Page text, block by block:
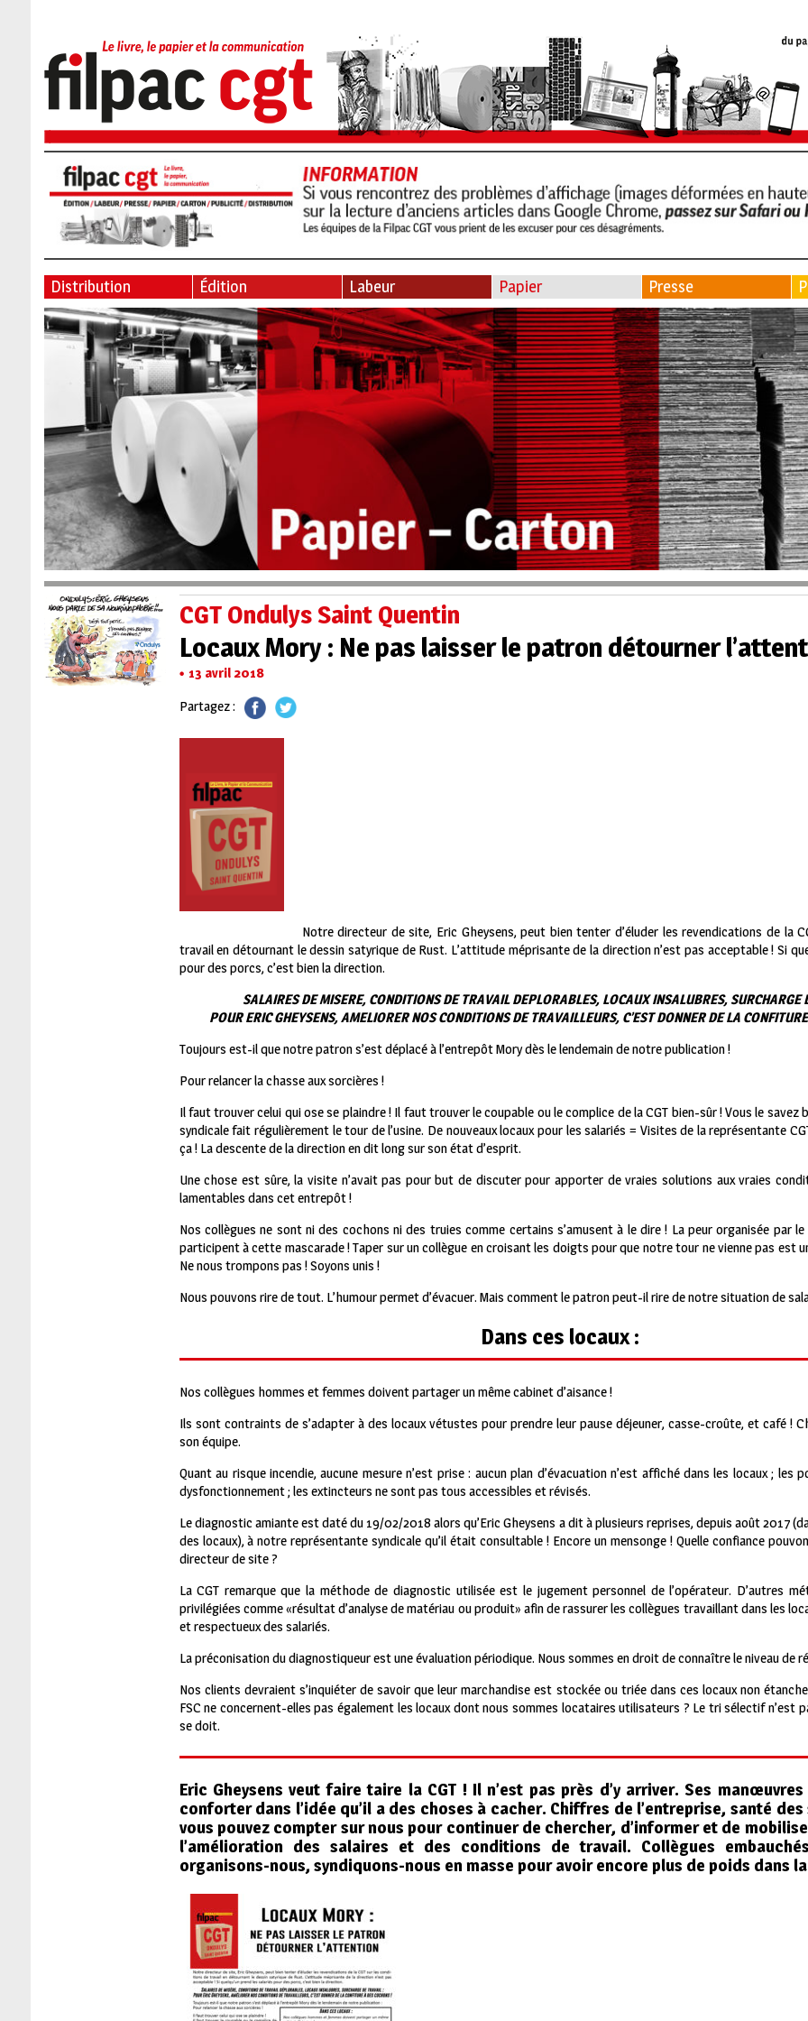
Distribution Édition Labeur Papier Presse
CGT Ondulys Saint Quentin
Locaux Mory : Ne pas laisser le patron détourner
13 avril 2018
Partagez :
Notre directeur de site, Eric Gheysens, peut bien tenter d’éluder les revendications de la
travail en détournant le dessin satyrique de Rust. L’attitude méprisante de la direction n’est pas acceptable ! Si
pour des porcs, c’est bien la direction.
SALAIRES DE MISERE, CONDITIONS DE TRAVAIL DEPLORABLES, LOCAUX INSALUBRES, SURCHARGE
POUR ERIC GHEYSENS, AMELIORER NOS CONDITIONS DE TRAVAILLEURS, C’EST DONNER DE LA
Toujours est-il que notre patron s’est déplacé à l’entrepôt Mory dès le lendemain de notre publication !
Pour relancer la chasse aux sorcières !
Il faut trouver celui qui ose se plaindre ! Il faut trouver le coupable ou le complice de la CGT bien-sûr ! Vous le savez
syndicale fait régulièrement le tour de l’usine. De nouveaux locaux pour les salariés = Visites de la représentante
ça ! La descente de la direction en dit long sur son état d’esprit.
Une chose est sûre, la visite n’avait pas pour but de discuter pour apporter de vraies solutions aux vraies
lamentables dans cet entrepôt !
Nos collègues ne sont ni des cochons ni des truies comme certains s’amusent à le dire ! La peur organisée par
participent à cette mascarade ! Taper sur un collègue en croisant les doigts pour que notre tour ne vienne pas est
Ne nous trompons pas ! Soyons unis !
Nous pouvons rire de tout. L’humour permet d’évacuer. Mais comment le patron peut-il rire de notre situation de
Dans ces locaux :
Nos collègues hommes et femmes doivent partager un même cabinet d’aisance !
Ils sont contraints de s’adapter à des locaux vétustes pour prendre leur pause déjeuner, casse-croûte, et café !
son équipe.
Quant au risque incendie, aucune mesure n’est prise : aucun plan d’évacuation n’est affiché dans les locaux ; les
dysfonctionnement ; les extincteurs ne sont pas tous accessibles et révisés.
Le diagnostic amiante est daté du 19/02/2018 alors qu’Eric Gheysens a dit à plusieurs reprises, depuis août 2017
des locaux), à notre représentante syndicale qu’il était consultable ! Encore un mensonge ! Quelle confiance
directeur de site ?
La CGT remarque que la méthode de diagnostic utilisée est le jugement personnel de l’opérateur. D’autres
privilégiées comme «résultat d’analyse de matériau ou produit» afin de rassurer les collègues travaillant dans les
et respectueux des salariés.
La préconisation du diagnostiqueur est une évaluation périodique. Nous sommes en droit de connaître le niveau de
Nos clients devraient s’inquiéter de savoir que leur marchandise est stockée ou triée dans ces locaux non
FSC ne concernent-elles pas également les locaux dont nous sommes locataires utilisateurs ? Le tri sélectif n’est
se doit.
Eric Gheysens veut faire taire la CGT ! Il n’est pas près d’y arriver. Ses
conforter dans l’idée qu’il a des choses à cacher. Chiffres de l’entreprise, santé
vous pouvez compter sur nous pour continuer de chercher, d’informer et de
l’amélioration des salaires et des conditions de travail. Collègues
organisons-nous, syndiquons-nous en masse pour avoir encore plus de poids dans